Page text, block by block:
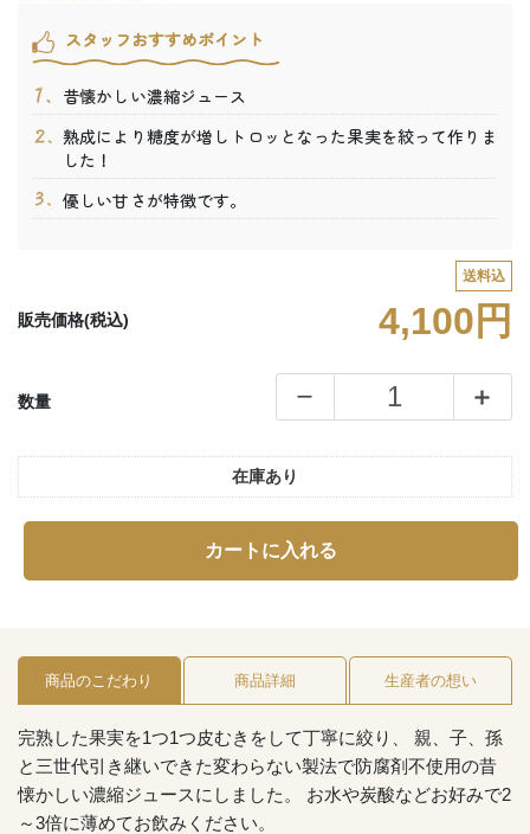
スタッフおすすめポイント
昔懐かしい濃縮ジュース
熟成により糖度が増しトロッとなった果実を絞って作りま
した！
優しい甘さが特徴です。
送料込
販売価格(税込) 4,100円
数量
在庫あり
カートに入れる
商品のこだわり 商品詳細 生産者の想い
完熟した果実を1つ1つ皮むきをして丁寧に絞り、 親、子、孫
と三世代引き継いできた変わらない製法で防腐剤不使用の昔
懐かしい濃縮ジュースにしました。 お水や炭酸などお好みで2
～3倍に薄めてお飲みください。